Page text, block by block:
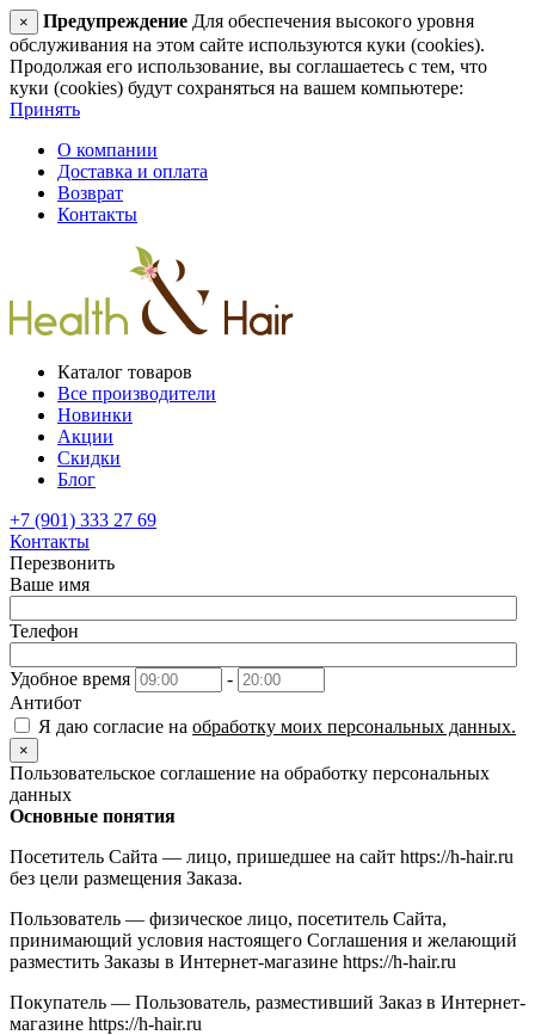
× Предупреждение Для обеспечения высокого уровня
обслуживания на этом сайте используются куки (cookies).
Продолжая его использование, вы соглашаетесь с тем, что
куки (cookies) будут сохраняться на вашем компьютере:
Принять
О компании
Доставка и оплата
Возврат
Контакты
Каталог товаров
Все производители
Новинки
Акции
Скидки
Блог
+7 (901) 333 27 69
Контакты
Перезвонить
Ваше имя
Телефон
Удобное время
-
Антибот
Я даю согласие на обработку моих персональных данных.
×
Пользовательское соглашение на обработку персональных
данных
Основные понятия
Посетитель Сайта — лицо, пришедшее на сайт https://h-hair.ru
без цели размещения Заказа.
Пользователь — физическое лицо, посетитель Сайта,
принимающий условия настоящего Соглашения и желающий
разместить Заказы в Интернет-магазине https://h-hair.ru
Покупатель — Пользователь, разместивший Заказ в Интернет-
магазине https://h-hair.ru